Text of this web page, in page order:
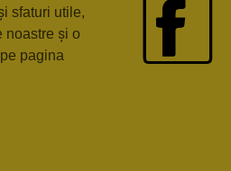
sfaturi utile,
noastre și o
pagina